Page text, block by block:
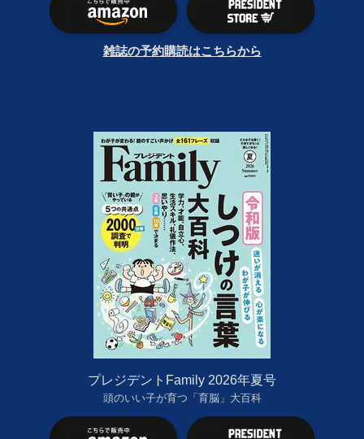
雑誌の予約購読はこちらから
プレジデントFamily 2026年夏号
頭のいい子が育つ「育脳」大百科